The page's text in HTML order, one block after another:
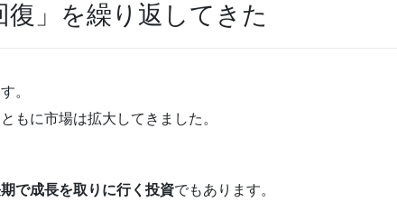
」を繰り返してきた
。
もに市場は拡大してきました。
で成長を取りに行く投資でもあります。